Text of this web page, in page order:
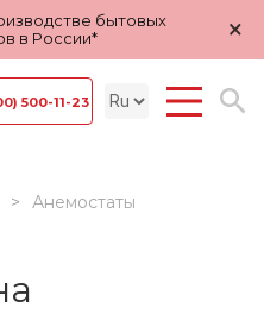
бытовых
в России*
×
500-11-23
Анемостаты